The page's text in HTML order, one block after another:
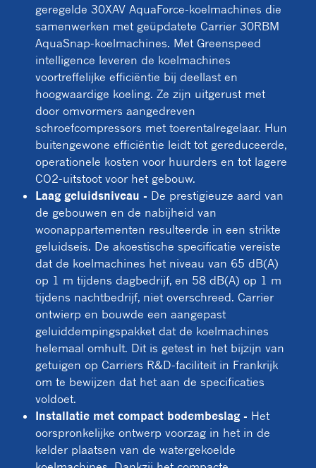
geregelde 30XAV AquaForce-koelmachines die
samenwerken met geüpdatete Carrier 30RBM
AquaSnap-koelmachines. Met Greenspeed
intelligence leveren de koelmachines
voortreffelijke efficiëntie bij deellast en
hoogwaardige koeling. Ze zijn uitgerust met
door omvormers aangedreven
schroefcompressors met toerentalregelaar. Hun
buitengewone efficiëntie leidt tot gereduceerde,
operationele kosten voor huurders en tot lagere
CO2-uitstoot voor het gebouw.
Laag geluidsniveau - De prestigieuze aard van
de gebouwen en de nabijheid van
woonappartementen resulteerde in een strikte
geluidseis. De akoestische specificatie vereiste
dat de koelmachines het niveau van 65 dB(A)
op 1 m tijdens dagbedrijf, en 58 dB(A) op 1 m
tijdens nachtbedrijf, niet overschreed. Carrier
ontwierp en bouwde een aangepast
geluiddempingspakket dat de koelmachines
helemaal omhult. Dit is getest in het bijzijn van
getuigen op Carriers R&D-faciliteit in Frankrijk
om te bewijzen dat het aan de specificaties
voldoet.
Installatie met compact bodembeslag - Het
oorspronkelijke ontwerp voorzag in het in de
kelder plaatsen van de watergekoelde